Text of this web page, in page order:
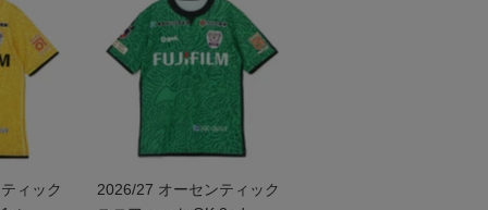
ィック
2026/27 オーセンティック